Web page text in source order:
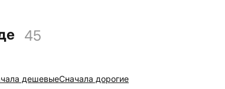
45
дешевыеCначала дорогие